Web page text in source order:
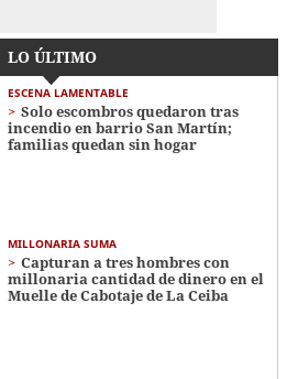
LO ÚLTIMO
ESCENA LAMENTABLE
Solo escombros quedaron tras
incendio en barrio San Martín;
familias quedan sin hogar
MILLONARIA SUMA
Capturan a tres hombres con
millonaria cantidad de dinero en el
Muelle de Cabotaje de La Ceiba